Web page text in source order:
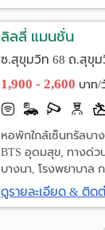
ลิลลี่ แมนชั่น
ซ.สุขุมวิท 68 ถ.สุขุม
1,900 - 2,600 บาท/
หอพักใกล้เซ็นทรัลบา
BTS อุดมสุข, ทางด่ว
บางนา, โรงพยาบาล ก
ดูรายละเอียด & ติด